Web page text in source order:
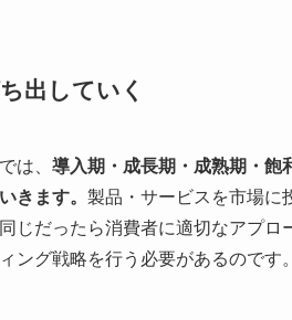
出していく
は、 導入期・成長期・成熟期・飽
きます。 製品・サービスを市場に
じだったら消費者に適切なアプ
ング戦略を行う必要があるのです。